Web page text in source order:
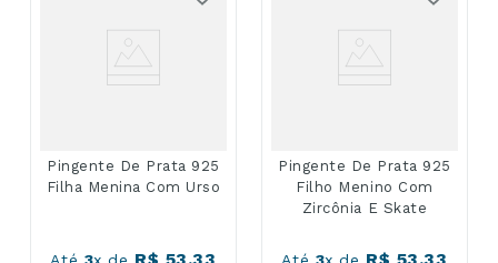
Pingente De Prata 925
Filha Menina Com Urso
Até 3x de R$ 53,33
Pingente De Prata 925
Filho Menino Com
Zircônia E Skate
Até 3x de R$ 53,33